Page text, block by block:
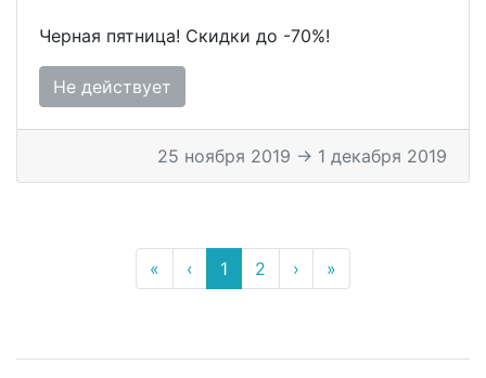
Черная пятница! Скидки до -70%!
Не действует
25 ноября 2019 → 1 декабря 2019
« ‹ 1 2 › »